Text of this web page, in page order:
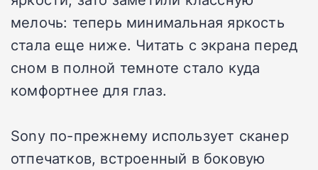
мелочь: теперь минимальная яркость
стала еще ниже. Читать с экрана перед
сном в полной темноте стало куда
комфортнее для глаз.
Sony по-прежнему использует сканер
отпечатков, встроенный в боковую